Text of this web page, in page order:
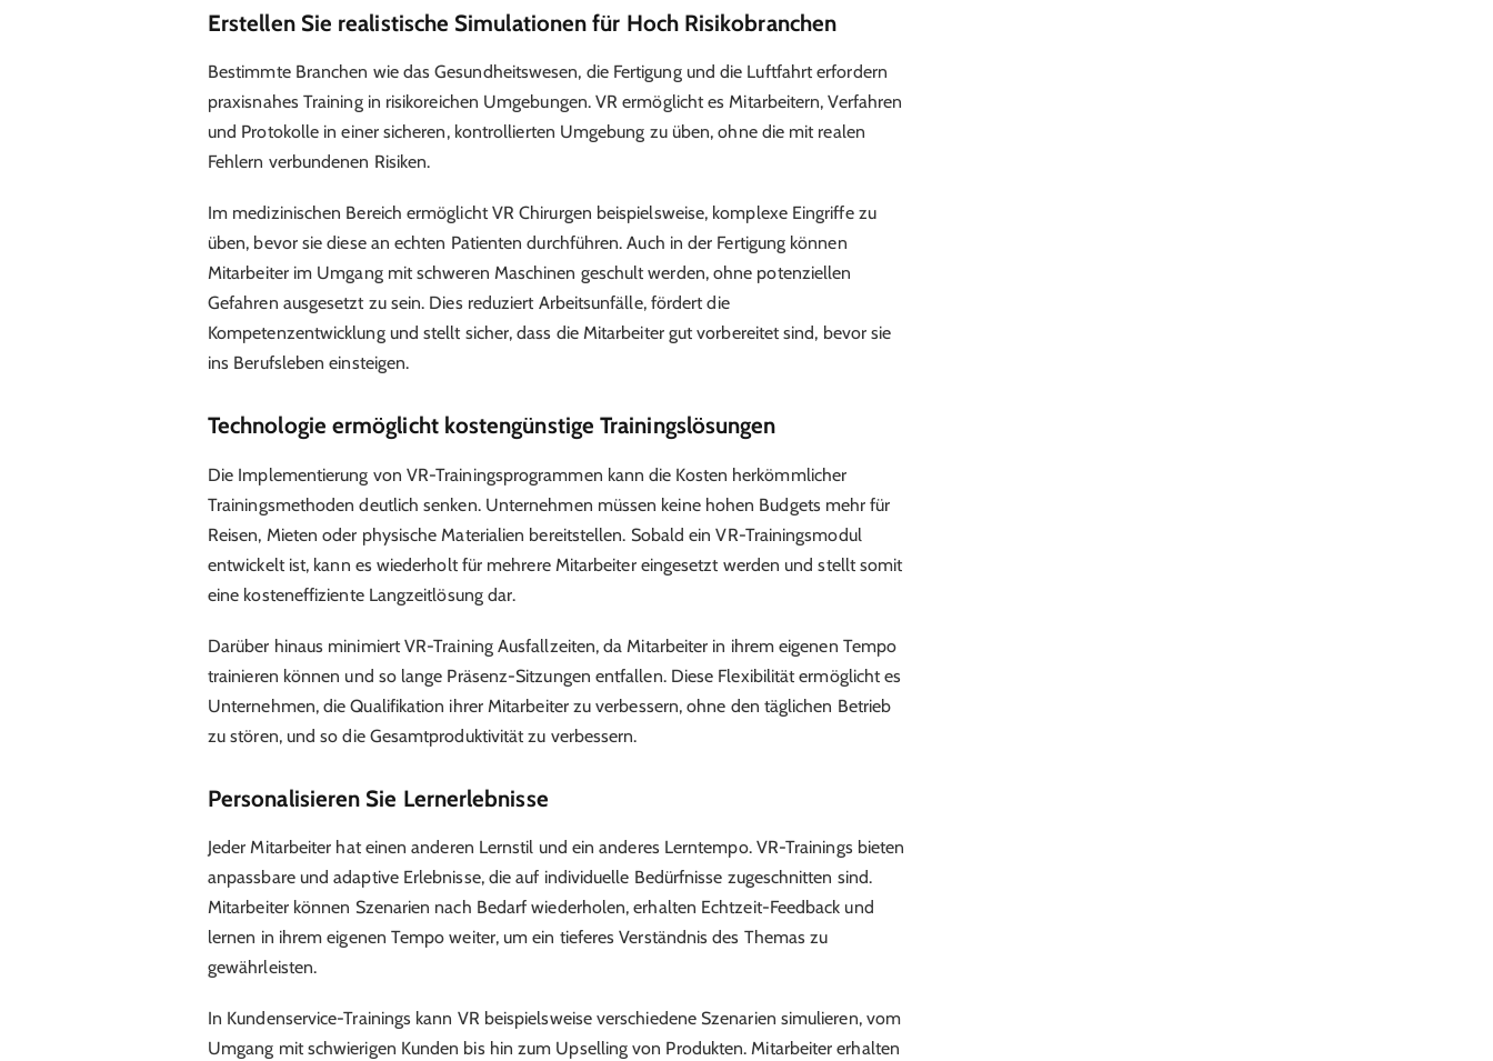
Erstellen Sie realistische Simulationen für Hoch Risikobranchen
Bestimmte Branchen wie das Gesundheitswesen, die Fertigung und die Luftfahrt erfordern
praxisnahes Training in risikoreichen Umgebungen. VR ermöglicht es Mitarbeitern, Verfahren
und Protokolle in einer sicheren, kontrollierten Umgebung zu üben, ohne die mit realen
Fehlern verbundenen Risiken.
Im medizinischen Bereich ermöglicht VR Chirurgen beispielsweise, komplexe Eingriffe zu
üben, bevor sie diese an echten Patienten durchführen. Auch in der Fertigung können
Mitarbeiter im Umgang mit schweren Maschinen geschult werden, ohne potenziellen
Gefahren ausgesetzt zu sein. Dies reduziert Arbeitsunfälle, fördert die
Kompetenzentwicklung und stellt sicher, dass die Mitarbeiter gut vorbereitet sind, bevor sie
ins Berufsleben einsteigen.
Technologie ermöglicht kostengünstige Trainingslösungen
Die Implementierung von VR-Trainingsprogrammen kann die Kosten herkömmlicher
Trainingsmethoden deutlich senken. Unternehmen müssen keine hohen Budgets mehr für
Reisen, Mieten oder physische Materialien bereitstellen. Sobald ein VR-Trainingsmodul
entwickelt ist, kann es wiederholt für mehrere Mitarbeiter eingesetzt werden und stellt somit
eine kosteneffiziente Langzeitlösung dar.
Darüber hinaus minimiert VR-Training Ausfallzeiten, da Mitarbeiter in ihrem eigenen Tempo
trainieren können und so lange Präsenz-Sitzungen entfallen. Diese Flexibilität ermöglicht es
Unternehmen, die Qualifikation ihrer Mitarbeiter zu verbessern, ohne den täglichen Betrieb
zu stören, und so die Gesamtproduktivität zu verbessern.
Personalisieren Sie Lernerlebnisse
Jeder Mitarbeiter hat einen anderen Lernstil und ein anderes Lerntempo. VR-Trainings bieten
anpassbare und adaptive Erlebnisse, die auf individuelle Bedürfnisse zugeschnitten sind.
Mitarbeiter können Szenarien nach Bedarf wiederholen, erhalten Echtzeit-Feedback und
lernen in ihrem eigenen Tempo weiter, um ein tieferes Verständnis des Themas zu
gewährleisten.
In Kundenservice-Trainings kann VR beispielsweise verschiedene Szenarien simulieren, vom
Umgang mit schwierigen Kunden bis hin zum Upselling von Produkten. Mitarbeiter erhalten